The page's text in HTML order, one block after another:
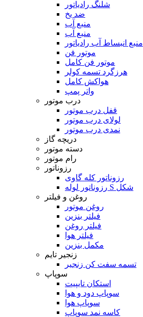
شلنگ رادیاتور
ضد یخ
منبع آب
منبع آب
منبع انبساط آب رادیاتور
موتور فن
موتور فن کامل
هرزگرد تسمه کولر
هواکش کامل
واتر پمپ
درب موتور
قفل درب موتور
لولای درب موتور
نمدی درب موتور
دریچه گاز
دسته موتور
رام موتور
رزوناتور
رزوناتور کله گاوی
رزوناتور لوله S شکل
روغن و فیلتر
روغن موتور
فیلتر بنزین
فیلتر روغن
فیلتر هوا
مکمل بنزین
زنجیر تایم
تسمه سفت کن زنجیر
سوپاپ
استکان تایپیت
سوپاپ دود و هوا
سوپاپ هوا
کاسه نمد سوپاپ